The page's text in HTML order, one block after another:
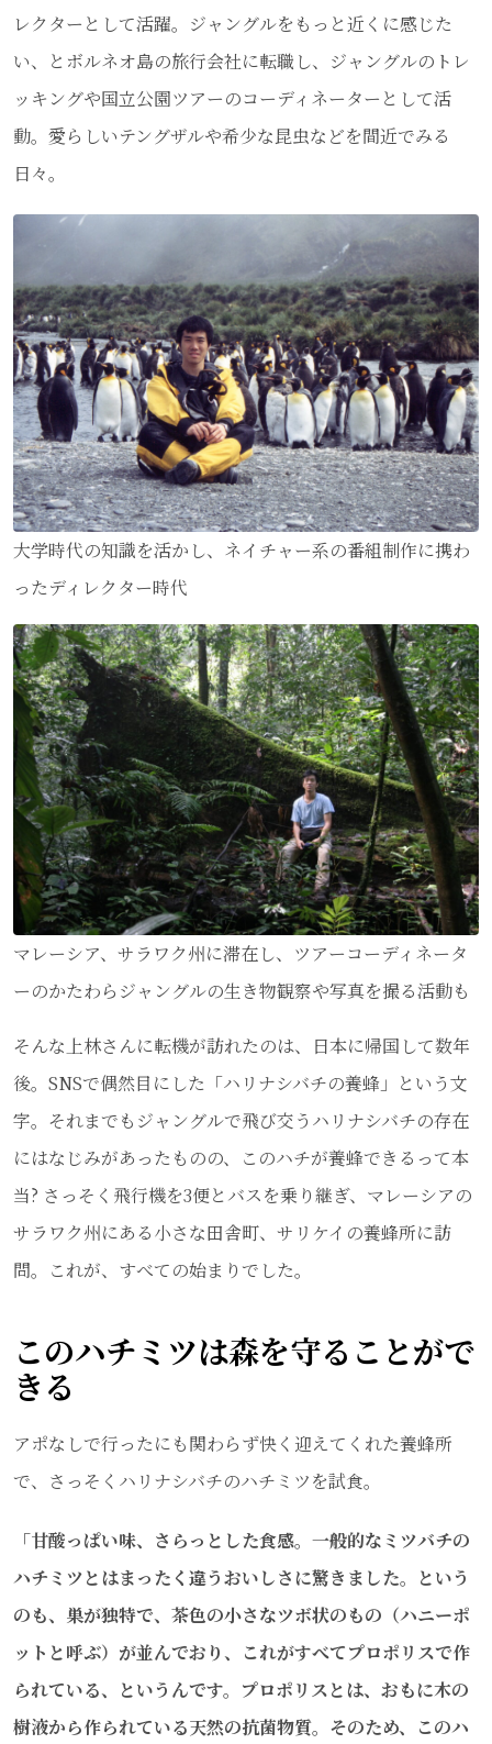
レクターとして活躍。ジャングルをもっと近くに感じた
い、とボルネオ島の旅行会社に転職し、ジャングルのトレ
ッキングや国立公園ツアーのコーディネーターとして活
動。愛らしいテングザルや希少な昆虫などを間近でみる
日々。
大学時代の知識を活かし、ネイチャー系の番組制作に携わ
ったディレクター時代
マレーシア、サラワク州に滞在し、ツアーコーディネータ
ーのかたわらジャングルの生き物観察や写真を撮る活動も
そんな上林さんに転機が訪れたのは、日本に帰国して数年
後。SNSで偶然目にした「ハリナシバチの養蜂」という文
字。それまでもジャングルで飛び交うハリナシバチの存在
にはなじみがあったものの、このハチが養蜂できるって本
当? さっそく飛行機を3便とバスを乗り継ぎ、マレーシアの
サラワク州にある小さな田舎町、サリケイの養蜂所に訪
問。これが、すべての始まりでした。
このハチミツは森を守ることがで
きる
アポなしで行ったにも関わらず快く迎えてくれた養蜂所
で、さっそくハリナシバチのハチミツを試食。
「甘酸っぱい味、さらっとした食感。一般的なミツバチの
ハチミツとはまったく違うおいしさに驚きました。という
のも、巣が独特で、茶色の小さなツボ状のもの（ハニーポ
ットと呼ぶ）が並んでおり、これがすべてプロポリスで作
られている、というんです。プロポリスとは、おもに木の
樹液から作られている天然の抗菌物質。そのため、このハ